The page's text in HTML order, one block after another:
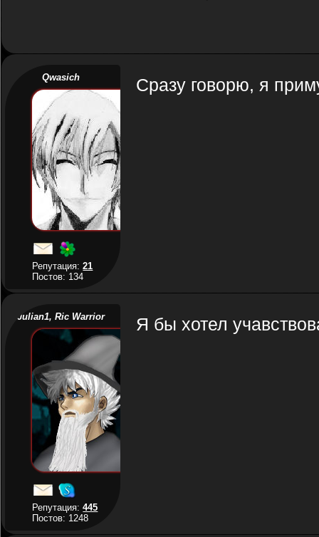
Qwasich
Репутация:21
Постов: 134
Сразу говорю, я
Julian1, Ric Warrior
Репутация:445
Постов: 1248
Я бы хотел